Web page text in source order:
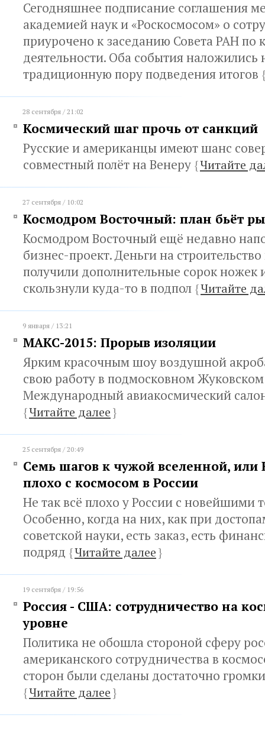
Сегодняшнее подписание соглашения
академией наук и «Роскосмосом» о
приурочено к заседанию Совета РАН по
деятельности. Оба события наложились
традиционную пору подведения итогов {
28 сентября / 21:02
Космический шаг прочь от санкций
Русские и американцы имеют шанс
совместный полёт на Венеру {Читайте
27 сентября / 10:02
Космодром Восточный: план бьёт
Космодром Восточный ещё недавно
бизнес-проект. Деньги на
получили дополнительные сорок ножек
скользнули куда-то в подпол {Читайте
9 января / 13:21
МАКС-2015: Прорыв изоляции
Ярким красочным шоу воздушной
свою работу в подмосковном
Международный авиакосмический
{Читайте далее}
25 сентября / 20:49
Семь шагов к чужой вселенной, или
плохо с космосом в России
Не так всё плохо у России с новейшими
Особенно, когда на них, как при
советской науки, есть заказ, есть
подряд {Читайте далее}
19 сентября / 19:56
Россия - США: сотрудничество на
уровне
Политика не обошла стороной сферу
американского сотрудничества в
сторон были сделаны достаточно
{Читайте далее}